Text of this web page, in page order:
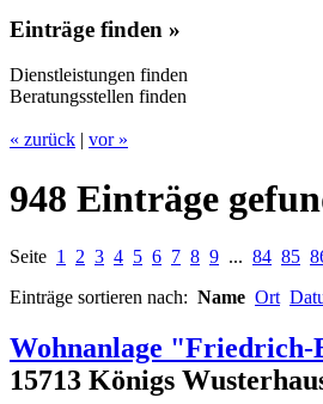
Einträge finden »
Dienstleistungen finden
Beratungsstellen finden
« zurück | vor »
948 Einträge
Seite 1 2 3 4 5 6 7 8 9 ... 84 85
Einträge sortieren nach: Name Ort
Wohnanlage "Friedrich-
15713 Königs